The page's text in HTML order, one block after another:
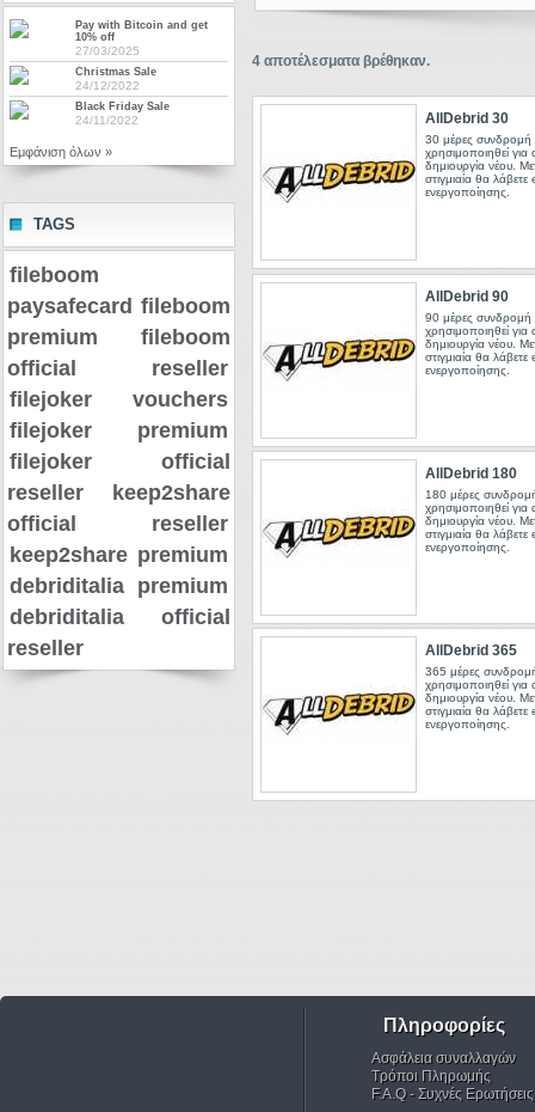
Pay with Bitcoin and get
10% off
27/03/2025
Christmas Sale
24/12/2022
Black Friday Sale
24/11/2022
Εμφάνιση όλων »
TAGS
fileboom
paysafecard fileboom
premium
fileboom
official reseller
filejoker vouchers
filejoker premium
filejoker official
reseller
keep2share
official reseller
keep2share premium
debriditalia premium
debriditalia official
reseller
4 αποτέλεσματα βρέθηκαν.
AllDebrid 30
30 μέρες
χρησιμοποιηθεί
δημιουργία νέου.
στιγμιαία θα
ενεργοποίησης.
AllDebrid 90
90 μέρες
χρησιμοποιηθεί
δημιουργία νέου.
στιγμιαία θα
ενεργοποίησης.
AllDebrid 180
180 μέρες
χρησιμοποιηθεί
δημιουργία νέου.
στιγμιαία θα
ενεργοποίησης.
AllDebrid 365
365 μέρες
χρησιμοποιηθεί
δημιουργία νέου.
στιγμιαία θα
ενεργοποίησης.
Πληροφορίες
Ασφάλεια συναλλαγών
Τρόποι Πληρωμής
F.A.Q - Συχνές Ερωτήσεις